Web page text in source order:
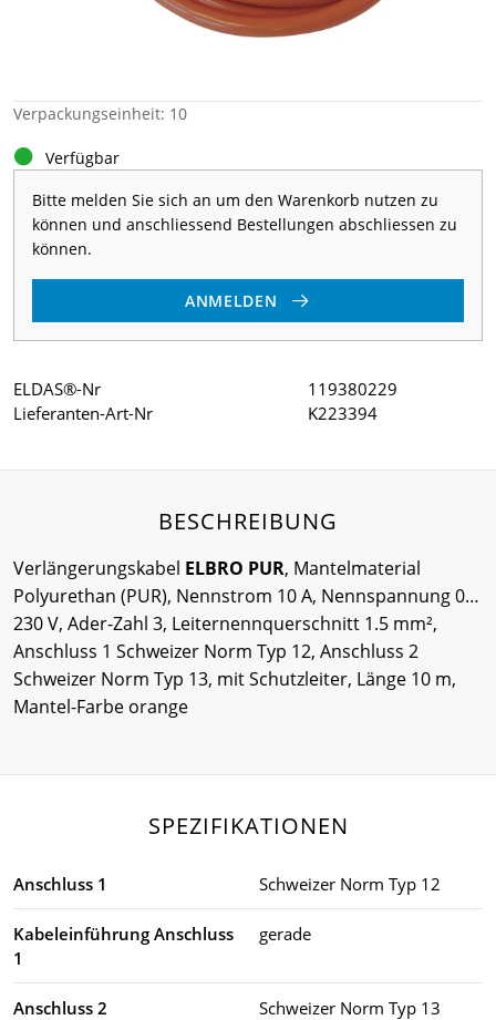
Verpackungseinheit: 10
Verfügbar
Bitte melden Sie sich an um den Warenkorb nutzen zu
können und anschliessend Bestellungen abschliessen zu
können.
ANMELDEN
ELDAS®-Nr
119380229
Lieferanten-Art-Nr
K223394
BESCHREIBUNG
Verlängerungskabel ELBRO PUR, Mantelmaterial
Polyurethan (PUR), Nennstrom 10 A, Nennspannung 0…
230 V, Ader-Zahl 3, Leiternennquerschnitt 1.5 mm²,
Anschluss 1 Schweizer Norm Typ 12, Anschluss 2
Schweizer Norm Typ 13, mit Schutzleiter, Länge 10 m,
Mantel-Farbe orange
SPEZIFIKATIONEN
Anschluss 1 Schweizer Norm Typ 12
Kabeleinführung Anschluss
1
gerade
Anschluss 2 Schweizer Norm Typ 13